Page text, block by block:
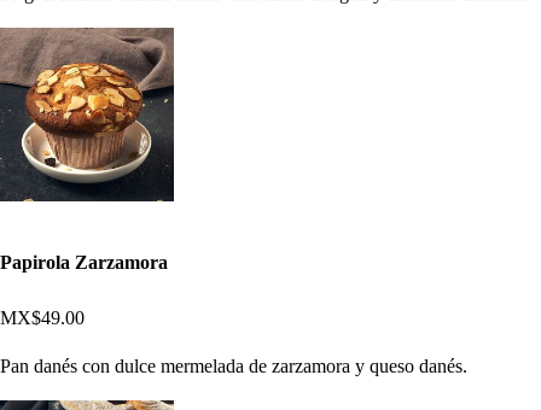
Papirola Zarzamora
MX$49.00
Pan danés con dulce mermelada de zarzamora y queso danés.